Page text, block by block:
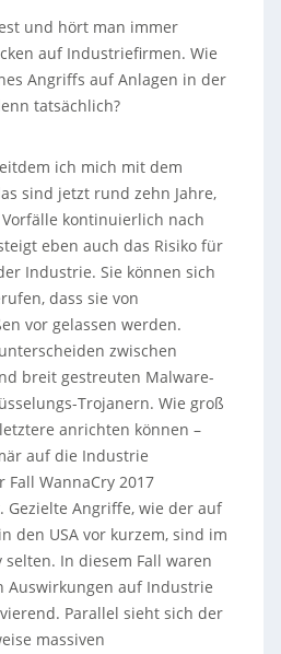
und hört man immer
auf Industriefirmen. Wie
Angriffs auf Anlagen in der
tatsächlich?
ich mich mit dem
sind jetzt rund zehn Jahre,
kontinuierlich nach
eben auch das Risiko für
Industrie. Sie können sich
dass sie von
vor gelassen werden.
zwischen
breit gestreuten Malware-
Trojanern. Wie groß
anrichten können –
auf die Industrie
WannaCry 2017
Gezielte Angriffe, wie der auf
den USA vor kurzem, sind im
In diesem Fall waren
Auswirkungen auf Industrie
Parallel sieht sich der
massiven